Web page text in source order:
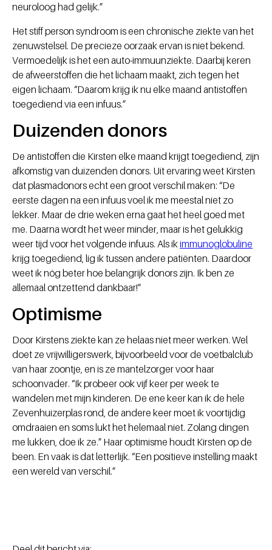
neuroloog had gelijk.”
Het stiff person syndroom is een chronische ziekte van het
zenuwstelsel. De precieze oorzaak ervan is niet bekend.
Vermoedelijk is het een auto-immuunziekte. Daarbij keren
de afweerstoffen die het lichaam maakt, zich tegen het
eigen lichaam. “Daarom krijg ik nu elke maand antistoffen
toegediend via een infuus.”
Duizenden donors
De antistoffen die Kirsten elke maand krijgt toegediend, zijn
afkomstig van duizenden donors. Uit ervaring weet Kirsten
dat plasmadonors echt een groot verschil maken: “De
eerste dagen na een infuus voel ik me meestal niet zo
lekker. Maar de drie weken erna gaat het heel goed met
me. Daarna wordt het weer minder, maar is het gelukkig
weer tijd voor het volgende infuus. Als ikimmunoglobuline
krijg toegediend, lig ik tussen andere patiënten. Daardoor
weet ik nóg beter hoe belangrijk donors zijn. Ik ben ze
allemaal ontzettend dankbaar!”
Optimisme
Door Kirstens ziekte kan ze helaas niet meer werken. Wel
doet ze vrijwilligerswerk, bijvoorbeeld voor de voetbalclub
van haar zoontje, en is ze mantelzorger voor haar
schoonvader. “Ik probeer ook vijf keer per week te
wandelen met mijn kinderen. De ene keer kan ik de hele
Zevenhuizerplas rond, de andere keer moet ik voortijdig
omdraaien en soms lukt het helemaal niet. Zolang dingen
me lukken, doe ik ze.” Haar optimisme houdt Kirsten op de
been. En vaak is dat letterlijk. “Een positieve instelling maakt
een wereld van verschil.”